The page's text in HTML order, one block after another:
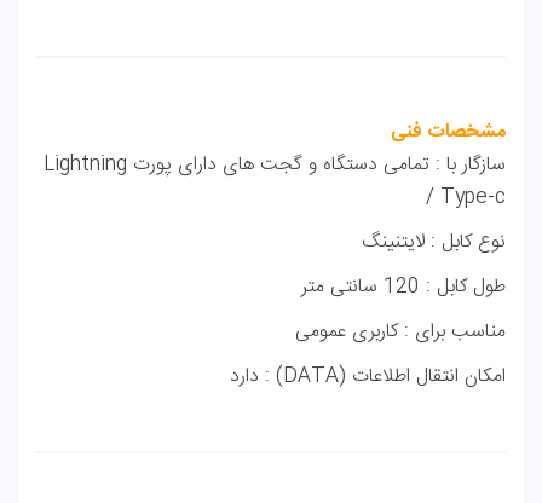
مشخصات فنی
سازگار با : تمامی دستگاه و گجت های دارای پورت Lightning
/ Type-c
نوع کابل : لایتنینگ
طول کابل : 120 سانتی متر
مناسب برای : کاربری عمومی
امکان انتقال اطلاعات (DATA) : دارد